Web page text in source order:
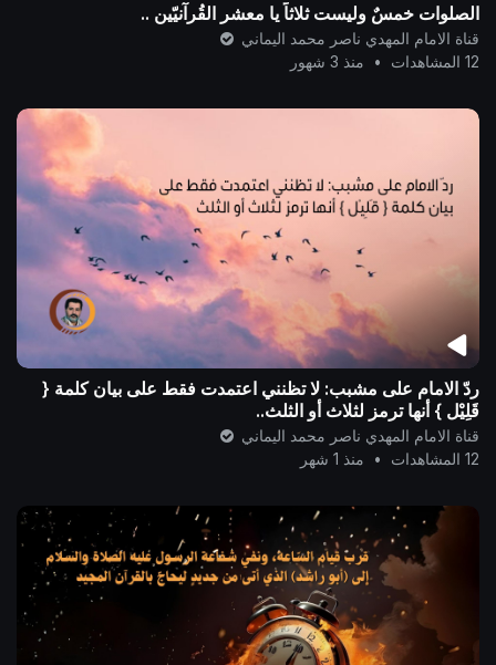
الصلوات خمسٌ وليست ثلاثاً يا معشر القُرآنيّين ..
قناة الامام المهدي ناصر محمد اليماني
12 المشاهدات
• منذ 3 شهور
ردّ الامام على مشبب: لا تظنني اعتمدت فقط على بيان كلمة {
قَلِيْل } أنها ترمز لثلاث أو الثلث..
قناة الامام المهدي ناصر محمد اليماني
12 المشاهدات
• منذ 1 شهر